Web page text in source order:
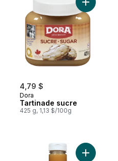
Framboises au panier
4,79 $
Dora
Tartinade sucre
425 g, 1,13 $/100g
Ajouter
Coulis fraises au panier Ajouter